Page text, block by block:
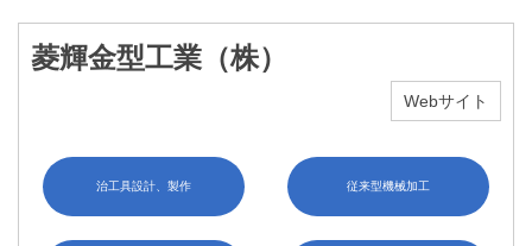
菱輝金型工業（株）
Webサイト
治工具設計、製作 従来型機械加工